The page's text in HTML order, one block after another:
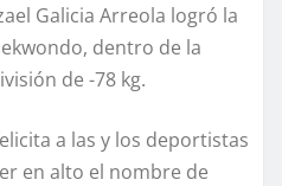
Galicia Arreola logró la
dentro de la
de -78 kg.
a las y los deportistas
en alto el nombre de